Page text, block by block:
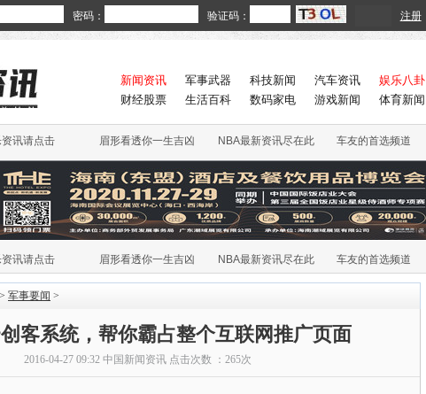
密码： 验证码： 注册
新闻资讯
财经股票
军事武器
生活百科
科技新闻
数码家电
汽车资讯
游戏新闻
娱乐八卦
体育新闻
讯请点击 眉形看透你一生吉凶 NBA最新资讯尽在此 车友的首选频道
讯请点击 眉形看透你一生吉凶 NBA最新资讯尽在此 车友的首选频道
> 军事要闻 >
客系统，帮你霸占整个互联网推广页面
2016-04-27 09:32 中国新闻资讯点击次数 ： 265次